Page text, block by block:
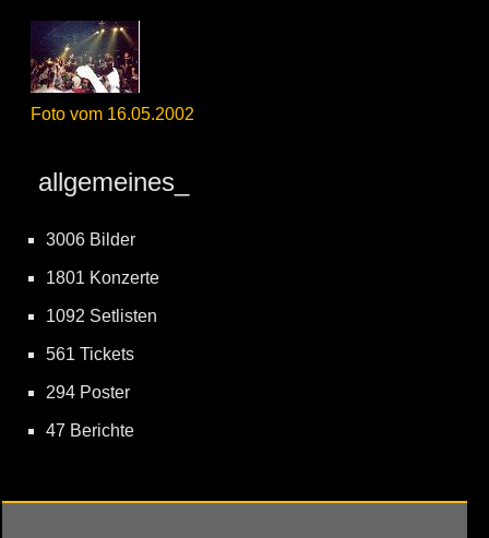
Foto vom 16.05.2002
allgemeines_
3006 Bilder
1801 Konzerte
1092 Setlisten
561 Tickets
294 Poster
47 Berichte